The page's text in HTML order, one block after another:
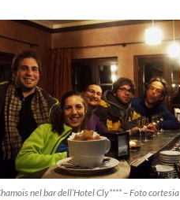
nel bar dell’Hotel Cly**** – Foto cortesia